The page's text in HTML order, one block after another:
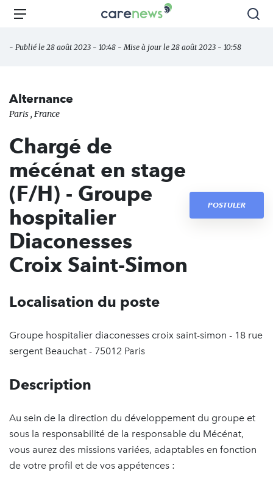
Aller
principal
Carenews,
des
Menu
- Publié le 28 août 2023 - 10:48 - Mise à jour le 28 août 2023 - 10:58
Alternance
Paris , France
Chargé de
mécénat en stage
(F/H) - Groupe
hospitalier
Diaconesses
Croix Saint-Simon
POSTULER
Localisation du poste
Groupe hospitalier diaconesses croix saint-simon - 18 rue
sergent Beauchat - 75012 Paris
Description
Au sein de la direction du développement du groupe et
sous la responsabilité de la responsable du Mécénat,
vous aurez des missions variées, adaptables en fonction
de votre profil et de vos appétences :